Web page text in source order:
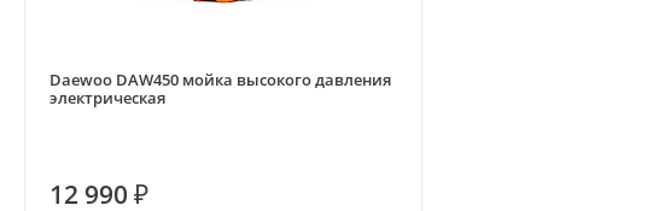
Daewoo DAW450 мойка высокого давления
электрическая
12 990 ₽